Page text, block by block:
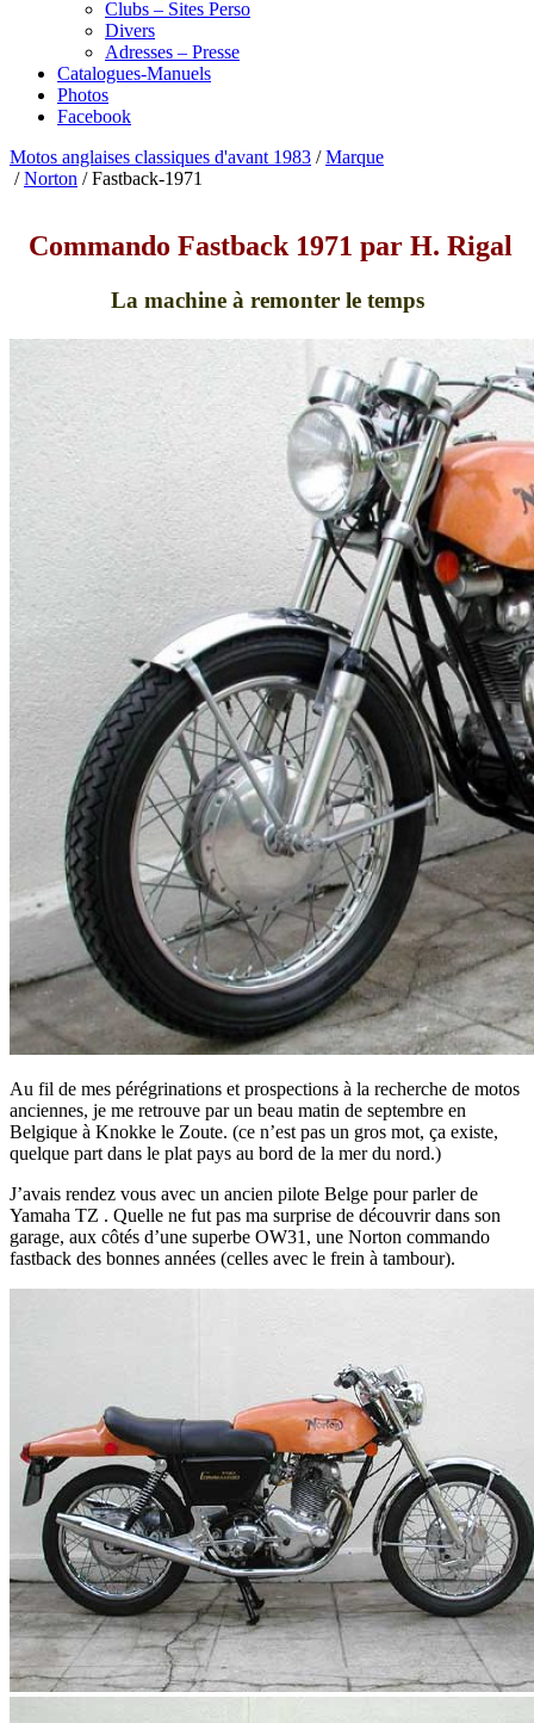
Clubs – Sites Perso
Divers
Adresses – Presse
Catalogues-Manuels
Photos
Facebook
Motos anglaises classiques d'avant 1983 /Marque
/Norton /Fastback-1971
Commando Fastback 1971 par H. Rigal
La machine à remonter le temps
Au fil de mes pérégrinations et prospections à la recherche de motos
anciennes, je me retrouve par un beau matin de septembre en
Belgique à Knokke le Zoute. (ce n’est pas un gros mot, ça existe,
quelque part dans le plat pays au bord de la mer du nord.)
J’avais rendez vous avec un ancien pilote Belge pour parler de
Yamaha TZ . Quelle ne fut pas ma surprise de découvrir dans son
garage, aux côtés d’une superbe OW31, une Norton commando
fastback des bonnes années (celles avec le frein à tambour).